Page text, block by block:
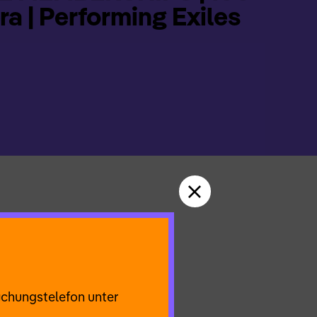
| Performing Exiles
Fotos maskieren,
unter